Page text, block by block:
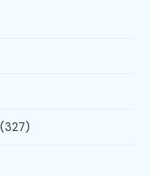
(327)